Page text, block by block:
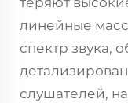
линейные
спектр звука,
слушателей,